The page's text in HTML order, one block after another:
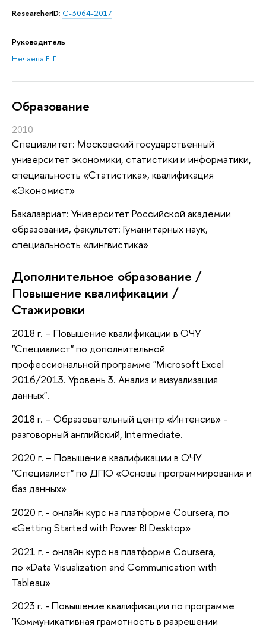
ResearcherID: C-3064-2017
Руководитель
Нечаева Е. Г.
Oбразование
2010
Специалитет: Московский государственный
университет экономики, статистики и информатики,
специальность «Статистика», квалификация
«Экономист»
Бакалавриат: Университет Российской академии
образования, факультет: Гуманитарных наук,
специальность «лингвистика»
Дополнительное образование /
Повышение квалификации /
Стажировки
2018 г. – Повышение квалификации в ОЧУ
"Специалист" по дополнительной
профессиональной программе "Microsoft Excel
2016/2013. Уровень 3. Анализ и визуализация
данных".
2018 г. – Образовательный центр «Интенсив» -
разговорный английский, Intermediate.
2020 г. – Повышение квалификации в ОЧУ
"Специалист" по ДПО «Основы программирования и
баз данных»
2020 г. - онлайн курс на платформе Coursera, по
«Getting Started with Power BI Desktop»
2021 г. - онлайн курс на платформе Coursera,
по «Data Visualization and Communication with
Tableau»
2023 г. - Повышение квалификации по программе
"Коммуникативная грамотность в разрешении